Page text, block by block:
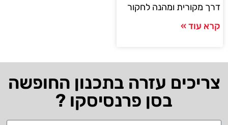
דרך מקורית ומהנה לחקור
קרא עוד »
צריכים עזרה בתכנון החופשה
בסן פרנסיסקו ?